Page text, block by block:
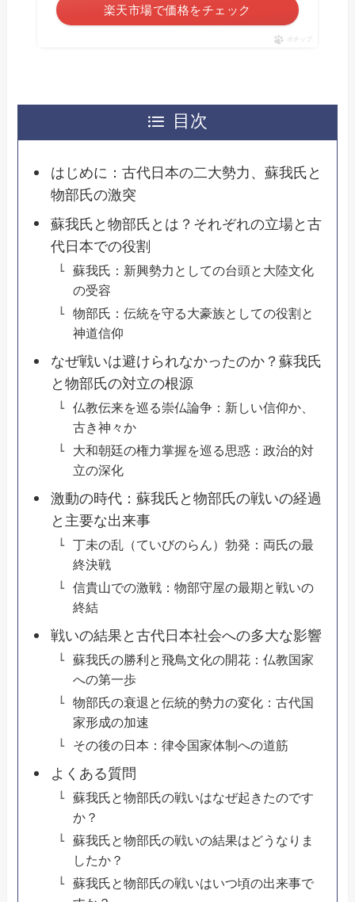
楽天市場で価格をチェック
ポチップ
目次
はじめに：古代日本の二大勢力、蘇我氏と
物部氏の激突
蘇我氏と物部氏とは？それぞれの立場と古
代日本での役割
蘇我氏：新興勢力としての台頭と大陸文化
の受容
物部氏：伝統を守る大豪族としての役割と
神道信仰
なぜ戦いは避けられなかったのか？蘇我氏
と物部氏の対立の根源
仏教伝来を巡る崇仏論争：新しい信仰か、
古き神々か
大和朝廷の権力掌握を巡る思惑：政治的対
立の深化
激動の時代：蘇我氏と物部氏の戦いの経過
と主要な出来事
丁未の乱（ていびのらん）勃発：両氏の最
終決戦
信貴山での激戦：物部守屋の最期と戦いの
終結
戦いの結果と古代日本社会への多大な影響
蘇我氏の勝利と飛鳥文化の開花：仏教国家
への第一歩
物部氏の衰退と伝統的勢力の変化：古代国
家形成の加速
その後の日本：律令国家体制への道筋
よくある質問
蘇我氏と物部氏の戦いはなぜ起きたのです
か？
蘇我氏と物部氏の戦いの結果はどうなりま
したか？
蘇我氏と物部氏の戦いはいつ頃の出来事で